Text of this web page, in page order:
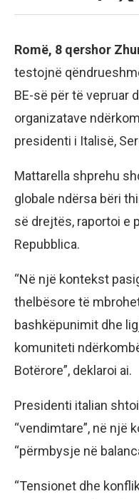
Romë, 8 qershor
testojnë
BE-së për të vepruar
organizatave
presidenti i Italisë,
Mattarella shprehu
globale ndërsa bëri
së drejtës, raportoi e
Repubblica.
“Në një kontekst
thelbësore të
bashkëpunimit dhe
komuniteti
Botërore”, deklaroi ai.
Presidenti italian
“vendimtare”, në një
“përmbysje në
“Tensionet dhe